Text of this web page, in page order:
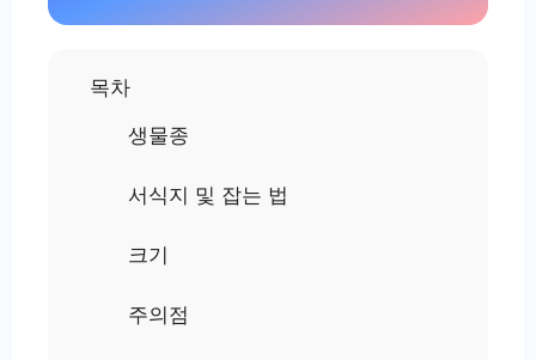
목차
생물종
서식지 및 잡는 법
크기
주의점